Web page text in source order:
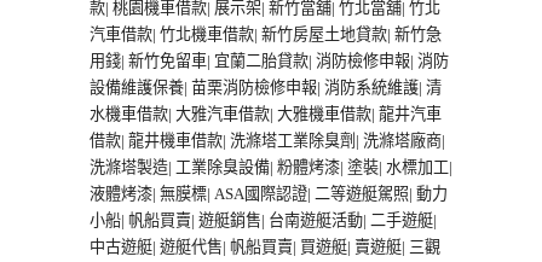
款| 桃園機車借款| 展示架| 新竹當舖| 竹北當舖| 竹北
汽車借款| 竹北機車借款| 新竹房屋土地貸款| 新竹急
用錢| 新竹免留車| 宜蘭二胎貸款| 消防檢修申報| 消防
設備維護保養| 苗栗消防檢修申報| 消防系統維護| 清
水機車借款| 大雅汽車借款| 大雅機車借款| 龍井汽車
借款| 龍井機車借款| 洗滌塔工業除臭劑 | 洗滌塔廠商|
洗滌塔製造| 工業除臭設備| 粉體烤漆| 塗裝| 水標加工|
液體烤漆| 無膜標| ASA國際認證| 二等遊艇駕照| 動力
小船| 帆船買賣| 遊艇銷售| 台南遊艇活動| 二手遊艇|
中古遊艇| 遊艇代售| 帆船買賣| 買遊艇| 賣遊艇| 三觀